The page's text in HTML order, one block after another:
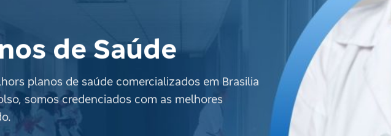
de Saúde
planos de saúde comercializados em Brasilia
somos credenciados com as melhores